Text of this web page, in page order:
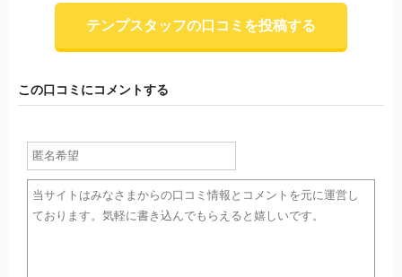
テンプスタッフの口コミを投稿する
この口コミにコメントする